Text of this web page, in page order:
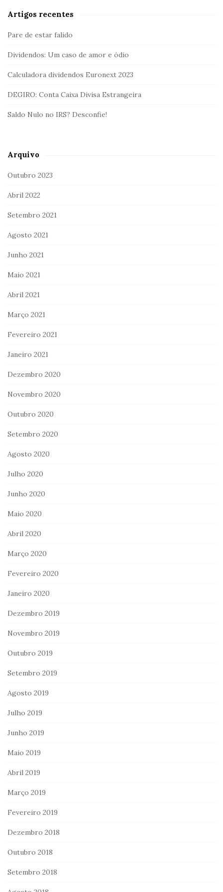
Artigos recentes
Pare de estar falido
Dividendos: Um caso de amor e ódio
Calculadora dividendos Euronext 2023
DEGIRO: Conta Caixa Divisa Estrangeira
Saldo Nulo no IRS? Desconfie!
Arquivo
Outubro 2023
Abril 2022
Setembro 2021
Agosto 2021
Junho 2021
Maio 2021
Abril 2021
Março 2021
Fevereiro 2021
Janeiro 2021
Dezembro 2020
Novembro 2020
Outubro 2020
Setembro 2020
Agosto 2020
Julho 2020
Junho 2020
Maio 2020
Abril 2020
Março 2020
Fevereiro 2020
Janeiro 2020
Dezembro 2019
Novembro 2019
Outubro 2019
Setembro 2019
Agosto 2019
Julho 2019
Junho 2019
Maio 2019
Abril 2019
Março 2019
Fevereiro 2019
Dezembro 2018
Outubro 2018
Setembro 2018